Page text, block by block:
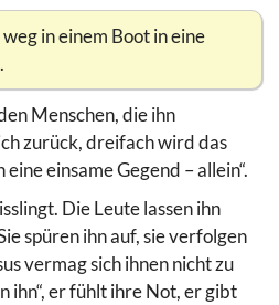
in einem Boot in eine
Menschen, die ihn
zurück, dreifach wird das
einsame Gegend – allein“.
Die Leute lassen ihn
spüren ihn auf, sie verfolgen
vermag sich ihnen nicht zu
ihn“, er fühlt ihre Not, er gibt